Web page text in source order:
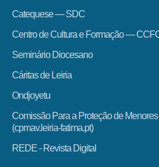
Catequese — SDC
Centro de Cultura e Formação —
Seminário Diocesano
Cáritas de Leiria
Ondjoyetu
Comissão Para a Proteção de
(cpmav.leiria-fatima.pt)
REDE - Revista Digital